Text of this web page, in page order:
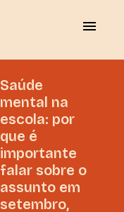
Saúde
mental na
escola: por
que é
importante
falar sobre o
assunto em
setembro,